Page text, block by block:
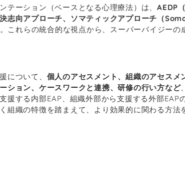
テーション（ベースとなる心理療法）は、 AEDP
志向アプローチ、ソマティックアプローチ（
これらの統合的な視点から、スーパーバイジーの
について、 個人のアセスメント、組織のアセスメ
ション、ケースワークと連携、研修の行い方など
援する内部EAP、組織外部から支援する外部EAP
組織の特徴を踏まえて、より効果的に関わる方法